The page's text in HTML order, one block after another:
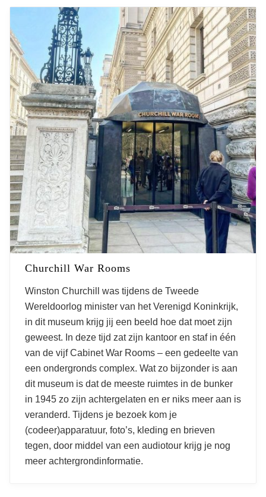
Churchill War Rooms
Winston Churchill was tijdens de Tweede
Wereldoorlog minister van het Verenigd Koninkrijk,
in dit museum krijg jij een beeld hoe dat moet zijn
geweest. In deze tijd zat zijn kantoor en staf in één
van de vijf Cabinet War Rooms – een gedeelte van
een ondergronds complex. Wat zo bijzonder is aan
dit museum is dat de meeste ruimtes in de bunker
in 1945 zo zijn achtergelaten en er niks meer aan is
veranderd. Tijdens je bezoek kom je
(codeer)apparatuur, foto’s, kleding en brieven
tegen, door middel van een audiotour krijg je nog
meer achtergrondinformatie.